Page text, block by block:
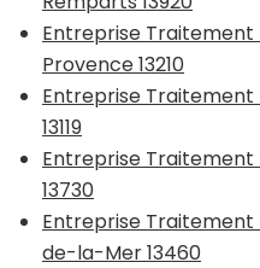
Entreprise Traitement
Provence 13210
Entreprise Traitement
13119
Entreprise Traitement
13730
Entreprise Traitement
de-la-Mer 13460